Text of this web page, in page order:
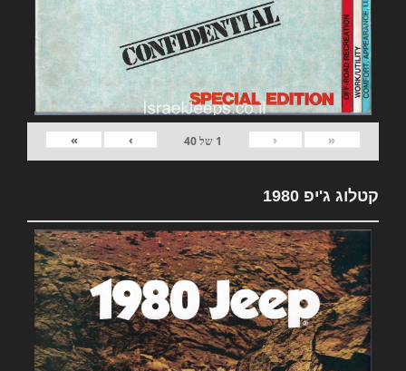
«
‹
1 של40
›
»
קטלוג ג'יפ 1980